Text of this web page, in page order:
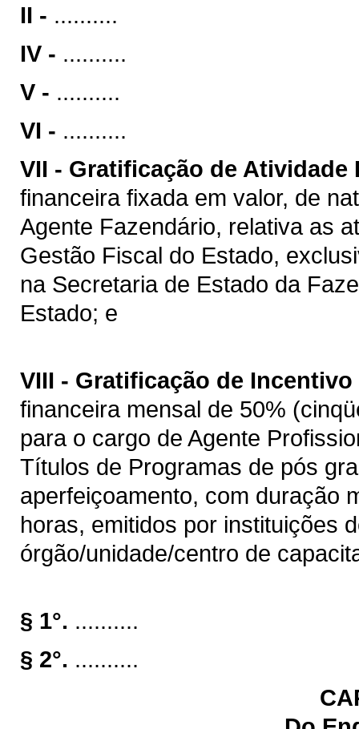
II - ..........
IV - ..........
V - ..........
VI - ..........
VII - Gratificação de Atividade
financeira fixada em valor, de
Agente Fazendário, relativa as
Gestão Fiscal do Estado,
na Secretaria de Estado da
Estado; e
VIII - Gratificação de Incentivo
financeira mensal de 50%
para o cargo de Agente
Títulos de Programas de pós
aperfeiçoamento, com duração
horas, emitidos por instituições
órgão/unidade/centro de
§ 1°. ..........
§ 2°. ..........